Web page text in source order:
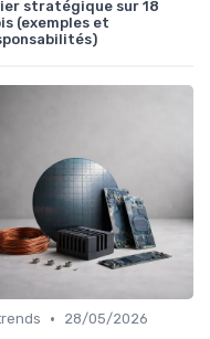
stratégique sur 18
(exemples et
•
28/05/2026